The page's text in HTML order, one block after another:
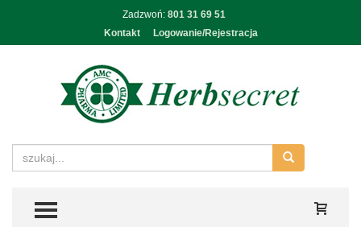
Zadzwoń: 801 31 69 51
Kontakt
Logowanie/Rejestracja
TOGGLE MENU